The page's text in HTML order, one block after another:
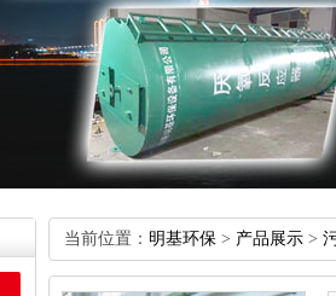
当前位置： 明基环保 > 产品展示 >